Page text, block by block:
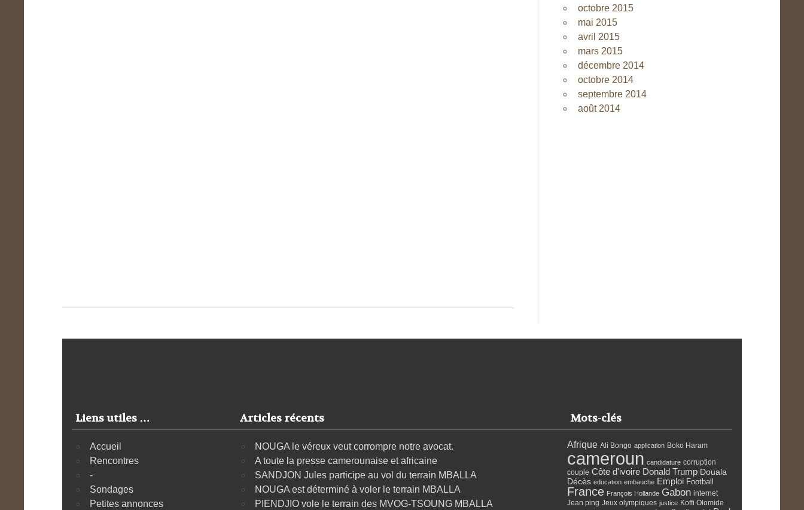
octobre 2015
mai 2015
avril 2015
mars 2015
décembre 2014
octobre 2014
septembre 2014
août 2014
Liens utiles …
Accueil
Rencontres
-
Sondages
Petites annonces
Articles récents
NOUGA le véreux veut corrompre notre avocat.
A toute la presse camerounaise et africaine
SANDJON Jules participe au vol du terrain MBALLA
NOUGA est déterminé à voler le terrain MBALLA
PIENDJIO vole le terrain des MVOG-TSOUNG MBALLA
Mots-clés
Afrique Ali Bongo application Boko Haram
cameroun candidature corruption
couple Côte d'ivoire Donald Trump Douala
Décès education embauche Emploi Football
France François Hollande Gabon internet
Jean ping Jeux olympiques justice Koffi Olomide